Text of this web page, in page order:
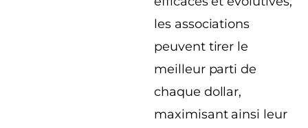
les associations
peuvent tirer le
meilleur parti de
chaque dollar,
maximisant ainsi leur